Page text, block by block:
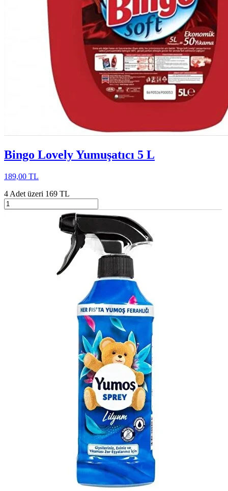
Bingo Lovely Yumuşatıcı 5 L
189,00 TL
4 Adet üzeri 169 TL